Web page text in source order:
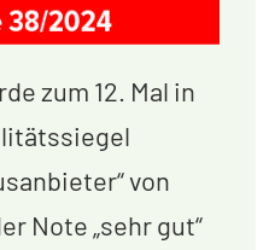
zum 12. Mal in
von
Note „sehr gut“